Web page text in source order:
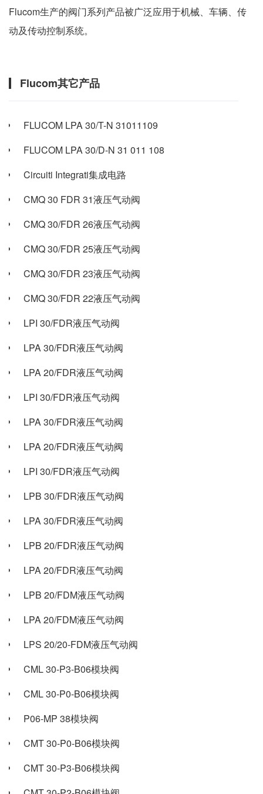
Flucom生产的阀门系列产品被广泛应用于机械、车辆、传
动及传动控制系统。
Flucom其它产品
FLUCOM LPA 30/T-N 31011109
FLUCOM LPA 30/D-N 31 011 108
Circuiti Integrati集成电路
CMQ 30 FDR 31液压气动阀
CMQ 30/FDR 26液压气动阀
CMQ 30/FDR 25液压气动阀
CMQ 30/FDR 23液压气动阀
CMQ 30/FDR 22液压气动阀
LPI 30/FDR液压气动阀
LPA 30/FDR液压气动阀
LPA 20/FDR液压气动阀
LPI 30/FDR液压气动阀
LPA 30/FDR液压气动阀
LPA 20/FDR液压气动阀
LPI 30/FDR液压气动阀
LPB 30/FDR液压气动阀
LPA 30/FDR液压气动阀
LPB 20/FDR液压气动阀
LPA 20/FDR液压气动阀
LPB 20/FDM液压气动阀
LPA 20/FDM液压气动阀
LPS 20/20-FDM液压气动阀
CML 30-P3-B06模块阀
CML 30-P0-B06模块阀
P06-MP 38模块阀
CMT 30-P0-B06模块阀
CMT 30-P3-B06模块阀